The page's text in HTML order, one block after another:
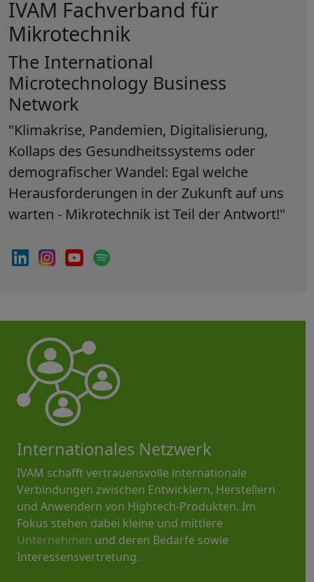
IVAM Fachverband für
Mikrotechnik
The International
Microtechnology Business
Network
"Klimakrise, Pandemien, Digitalisierung,
Kollaps des Gesundheitssystems oder
demografischer Wandel: Egal welche
Herausforderungen in der Zukunft auf uns
warten - Mikrotechnik ist Teil der Antwort!"
Internationales Netzwerk
IVAM schafft vertrauensvolle internationale
Verbindungen zwischen Entwicklern, Herstellern
und Anwendern von Hightech-Produkten. Im
Fokus stehen dabei kleine und mittlere
Unternehmen und deren Bedarfe sowie
Interessensvertretung.